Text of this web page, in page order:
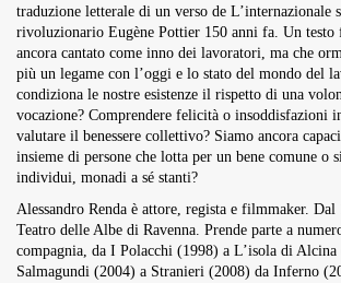
traduzione letterale di un verso de L’internazionale
rivoluzionario Eugène Pottier 150 anni fa. Un testo
ancora cantato come inno dei lavoratori, ma che
più un legame con l’oggi e lo stato del mondo del
condiziona le nostre esistenze il rispetto di una
vocazione? Comprendere felicità o insoddisfazioni
valutare il benessere collettivo? Siamo ancora
insieme di persone che lotta per un bene comune o
individui, monadi a sé stanti?
Alessandro Renda è attore, regista e filmmaker.
Teatro delle Albe di Ravenna. Prende parte a
compagnia, da I Polacchi (1998) a L’isola di Alcina
Salmagundi (2004) a Stranieri (2008) da Inferno